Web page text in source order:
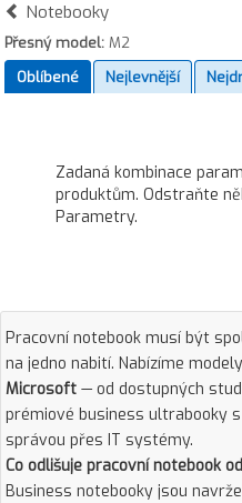
Notebooky
Přesný model: M2
Oblíbené
Nejlevnější
Zadaná kombinace
produktům. Odstraňte
Parametry.
Pracovní notebook musí být
na jedno nabití. Nabízíme
Microsoft — od dostupných
prémiové business ultrabooky
správou přes IT systémy.
Co odlišuje pracovní notebook
Business notebooky jsou